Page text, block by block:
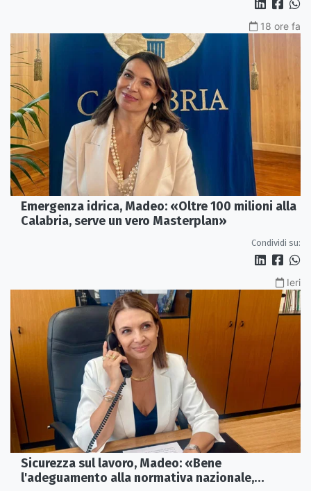
18 ore fa
Emergenza idrica, Madeo: «Oltre 100 milioni alla
Calabria, serve un vero Masterplan»
Condividi su:
Ieri
Sicurezza sul lavoro, Madeo: «Bene
l'adeguamento alla normativa nazionale,